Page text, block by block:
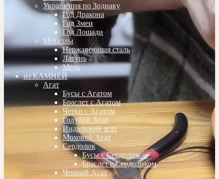
Украшения по Зодиаку
Год Дракона
Год Змеи
Год Лошади
Металлы
Нержавеющая сталь
Латунь
Медь
из КАМНЕЙ
Агат
Бусы с Агатом
Браслет с Агатом
Четки с Агатом
Голубой Агат
Индийский агат
Моховой Агат
Сердолик
Бусы с Сердоликом
Браслет с Сердоликом
Черный Агат